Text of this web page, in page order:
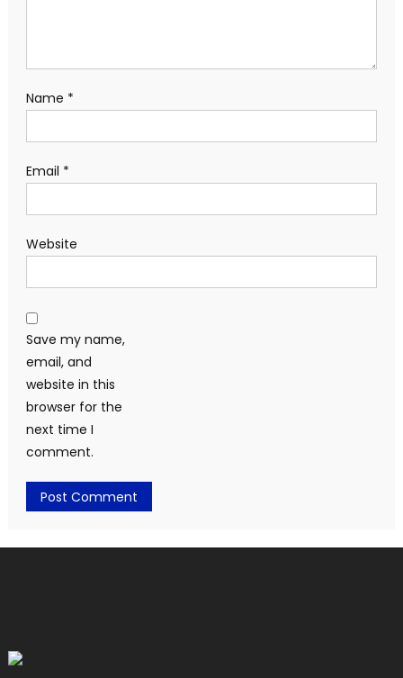
Name *
Email *
Website
Save my name,
email, and
website in this
browser for the
next time I
comment.